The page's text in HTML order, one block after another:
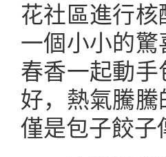
花社區進行
一個小小的
春香一起動
好，熱氣騰
僅是包子餃子